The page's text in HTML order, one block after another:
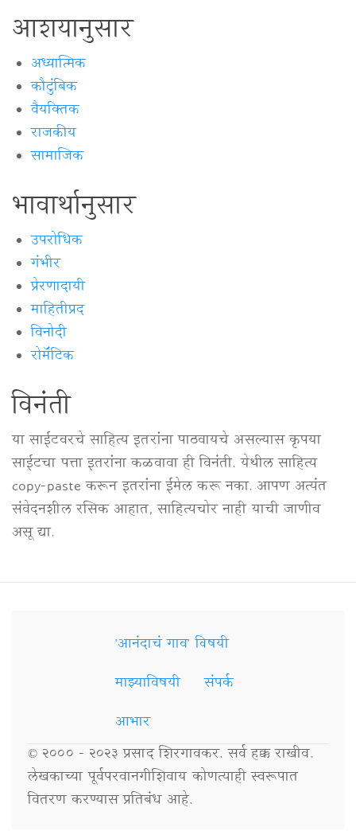
आशयानुसार
अध्यात्मिक
कौटुंबिक
वैयक्‍तिक
राजकीय
सामाजिक
भावार्थानुसार
उपरोधिक
गंभीर
प्रेरणादायी
माहितीप्रद
विनोदी
रोमॅंटिक
विनंती
या साईटवरचे साहित्य इतरांना पाठवायचे असल्यास कृपया
साईटचा पत्ता इतरांना कळवावा ही विनंती. येथील साहित्य
copy-paste करून इतरांना ईमेल करू नका. आपण अत्यंत
संवेदनशील रसिक आहात, साहित्यचोर नाही याची जाणीव
असू द्या.
Secondary'आनंदाचं गाव' विषयी
माझ्याविषयी
संपर्क
आभार
© २००० - २०२३ प्रसाद शिरगावकर. सर्व हक्क राखीव.
लेखकाच्या पूर्वपरवानगीशिवाय कोणत्याही स्वरूपात
वितरण करण्यास प्रतिबंध आहे.